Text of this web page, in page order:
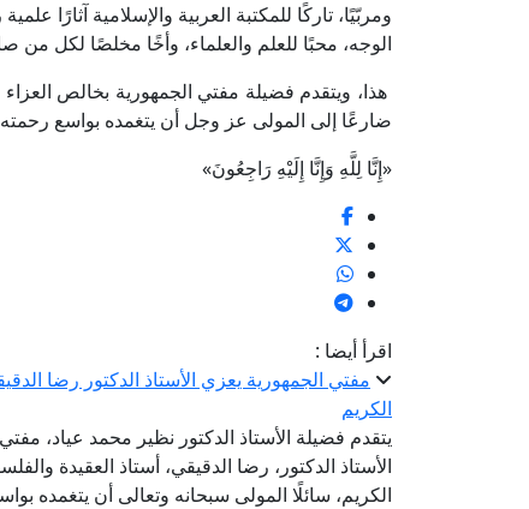
ومربّيًا، تاركًا للمكتبة العربية والإسلامية
الوجه، محبًا للعلم والعلماء، وأخًا مخلصًا لكل من
هذا، ويتقدم فضيلة مفتي الجمهورية بخالص
ضارعًا إلى المولى عز وجل أن يتغمده بواسع
«إِنَّا لِلَّهِ وَإِنَّا إِلَيْهِ رَاجِعُونَ»
اقرأ أيضا :
مفتي الجمهورية يعزي الأستاذ الدكتور رضا
الكريم
يتقدم فضيلة الأستاذ الدكتور نظير محمد عياد،
الأستاذ الدكتور، رضا الدقيقي، أستاذ العقيدة
الكريم، سائلًا المولى سبحانه وتعالى أن يتغمده